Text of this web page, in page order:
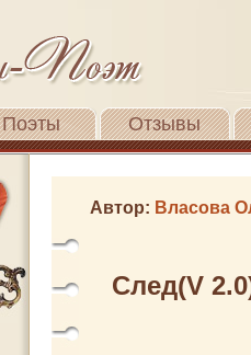
Поэты Отзывы
Автор: Власова
След(V